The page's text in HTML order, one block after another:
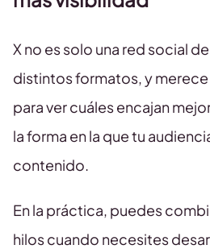
X no es solo una red social
distintos formatos, y
para ver cuáles encajan
la forma en la que tu
contenido.
En la práctica, puedes
hilos cuando necesites